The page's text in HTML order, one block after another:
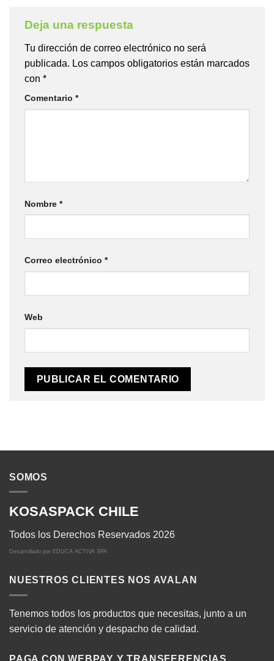
Deja una respuesta
Tu dirección de correo electrónico no será
publicada. Los campos obligatorios están marcados
con *
Comentario *
Nombre *
Correo electrónico *
Web
SOMOS
KOSASPACK CHILE
Todos los Derechos Reservados 2026
Desarrollado por EDUCA ACTIVA SPA
NUESTROS CLIENTES NOS AVALAN
Tenemos todos los productos que necesitas, junto a un
servicio de atención y despacho de calidad.
PAGA CON WEBPAY Y TRANSFERENCIAS